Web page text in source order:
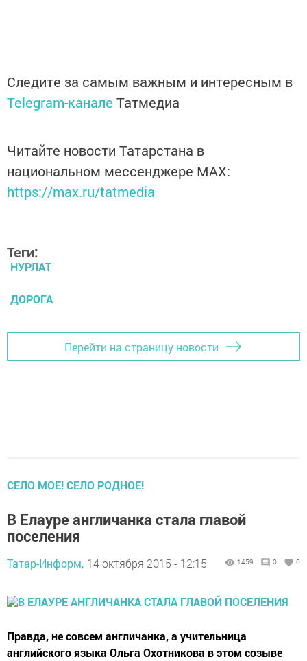
Следите за самым важным и интересным в
Telegram-канале Татмедиа
Читайте новости Татарстана в
национальном мессенджере MАХ:
https://max.ru/tatmedia
Теги:
НУРЛАТ
ДОРОГА
Перейти на страницу новости
СЕЛО МОЕ! СЕЛО РОДНОЕ!
В Елауре англичанка стала главой
поселения
Татар-Информ, 14 октября 2015 - 12:15 1459 0 0
Правда, не совсем англичанка, а учительница
английского языка Ольга Охотникова в этом созыве